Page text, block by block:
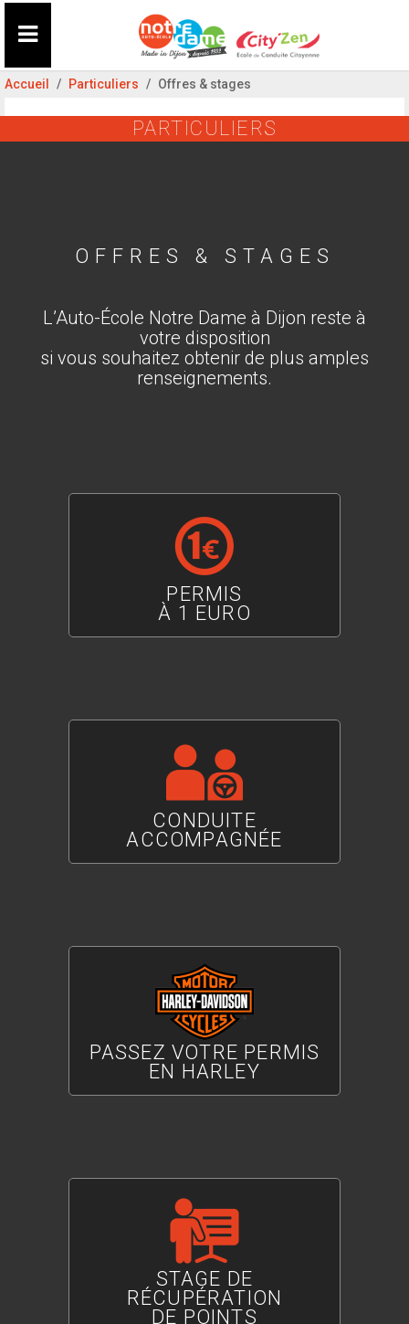
Accueil Particuliers Offres & stages
PARTICULIERS
OFFRES & STAGES
L’Auto-École Notre Dame à Dijon reste à
votre disposition
si vous souhaitez obtenir de plus amples
renseignements.
PERMIS
À 1 EURO
CONDUITE
ACCOMPAGNÉE
PASSEZ VOTRE PERMIS
EN HARLEY
STAGE DE
RÉCUPÉRATION
DE POINTS